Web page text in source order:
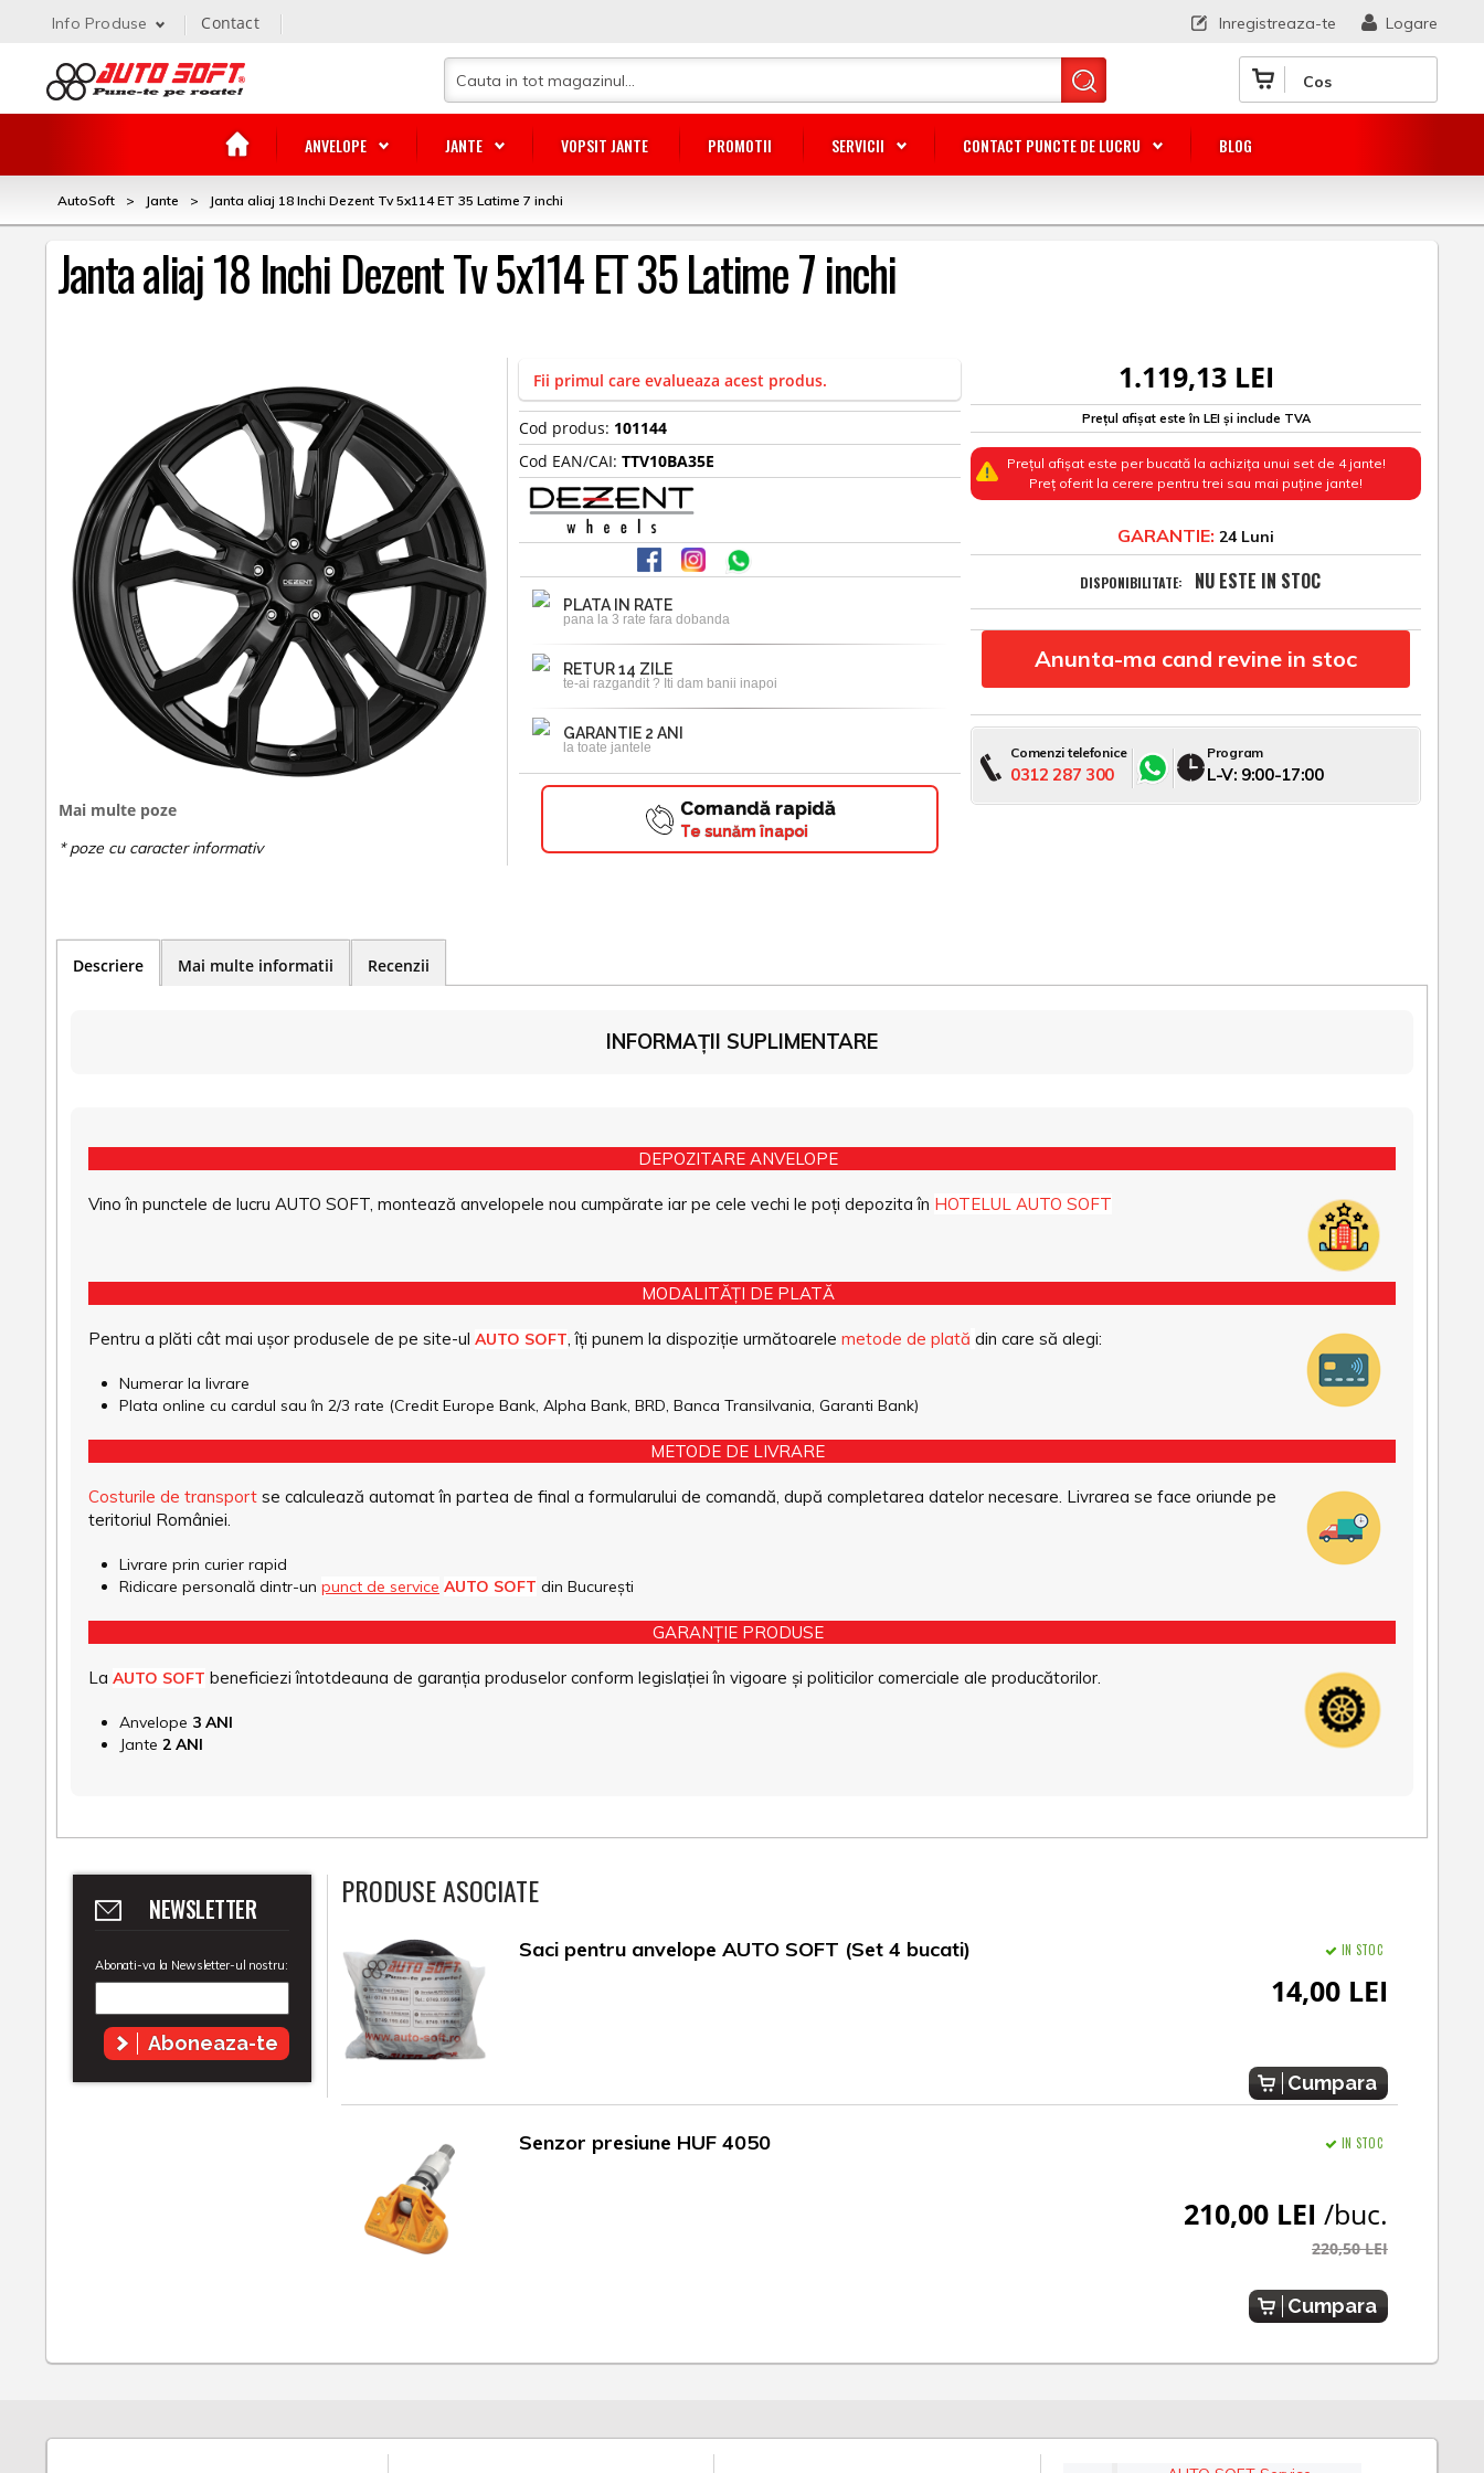
Cos
ANVELOPE JANTE VOPSIT JANTE PROMOTII SERVICII CONTACT PUNCTE DE LUCRU BLOG
Logare
Inregistreaza-te
Info Produse Contact
AutoSoft > Jante > Janta aliaj 18 Inchi Dezent Tv 5x114 ET 35 Latime 7 inchi
Janta aliaj 18 Inchi Dezent Tv 5x114 ET 35 Latime 7 inchi
Mai multe poze
Fii primul care evalueaza acest produs.
Cod produs: 101144
Cod EAN/CAI:TTV10BA35E
PLATA IN RATE
pana la 3 rate fara dobanda
RETUR 14 ZILE
te-ai razgandit ? Iti dam banii inapoi
GARANTIE 2 ANI
la toate jantele
Comandă rapidă
Te sunăm înapoi
1.119,13 LEI
Prețul afișat este în LEI și include TVA
Prețul afișat este per bucată la achizița unui set de 4 jante!
Preț oferit la cerere pentru trei sau mai puține jante!
GARANTIE: 24 Luni
DISPONIBILITATE: NU ESTE IN STOC
Anunta-ma cand revine in stoc
Comenzi telefonice
0312 287 300
Program
L-V: 9:00-17:00
Descriere Mai multe informatii Recenzii
INFORMAȚII SUPLIMENTARE
DEPOZITARE ANVELOPE
Vino în punctele de lucru AUTO SOFT, montează anvelopele nou cumpărate iar pe cele vechi le poți depozita în HOTELUL AUTO SOFT
MODALITĂȚI DE PLATĂ
Pentru a plăti cât mai ușor produsele de pe site-ul AUTO SOFT, îți punem la dispoziție următoarele metode de plată din care să alegi:
Numerar la livrare
Plata online cu cardul sau în 2/3 rate (Credit Europe Bank, Alpha Bank, BRD, Banca Transilvania, Garanti Bank)
METODE DE LIVRARE
Costurile de transport se calculează automat în partea de final a formularului de comandă, după completarea datelor necesare. Livrarea se face oriunde pe
teritoriul României.
Livrare prin curier rapid
Ridicare personală dintr-un punct de service AUTO SOFT din București
GARANȚIE PRODUSE
La AUTO SOFT beneficiezi întotdeauna de garanția produselor conform legislației în vigoare și politicilor comerciale ale producătorilor.
Anvelope 3 ANI
Jante 2 ANI
NEWSLETTER
Abonati-va la Newsletter-ul nostru:
Aboneaza-te
PRODUSE ASOCIATE
Saci pentru anvelope AUTO SOFT (Set 4 bucati) IN STOC
14,00 LEI
Cumpara
Senzor presiune HUF 4050 IN STOC
210,00 LEI /buc.
220,50 LEI
Cumpara